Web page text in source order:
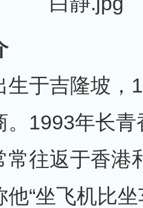
于吉隆坡，
。1993年长
常往返于香港
他“坐飞机比